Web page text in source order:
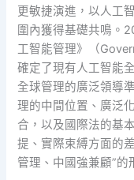
更敏捷演進，以人工
圍內獲得基礎共鳴。
工智能管理》（
確定了現有人工智能
全球管理的廣泛領導
理的中間位置、廣泛
合，以及國際法的基
提、實際束縛方面的
管理、中國強兼顧”的